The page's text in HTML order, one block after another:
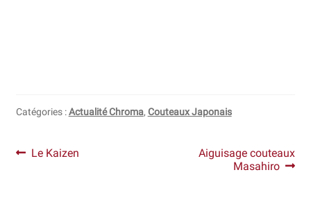
Catégories :Actualité Chroma, Couteaux Japonais
Navigation
Article
Le Kaizen
Article
suivant :
Aiguisage couteaux
Masahiro